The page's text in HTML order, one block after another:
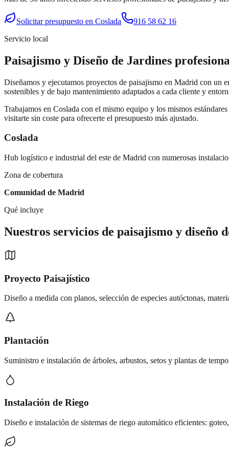
Solicitar presupuesto en Coslada
916 58 62 16
Servicio local
Paisajismo y Diseño de Jardines
Diseñamos y ejecutamos proyectos de paisajismo en Madrid con un
sostenibles y de bajo mantenimiento adaptados a cada cliente y
Trabajamos en Coslada con el mismo equipo y los mismos
visitarte sin coste para ofrecerte el presupuesto más ajustado.
Coslada
Hub logístico e industrial del este de Madrid con numerosas
Zona de cobertura
Comunidad de Madrid
Qué incluye
Nuestros servicios de paisajismo y diseño
Proyecto Paisajístico
Diseño a medida con planos, selección de especies autóctonas,
Plantación
Suministro e instalación de árboles, arbustos, setos y plantas de
Instalación de Riego
Diseño e instalación de sistemas de riego automático eficientes: